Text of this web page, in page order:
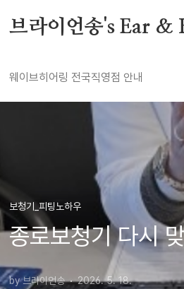
브라이언송's Ear &
웨이브히어링 전국직영점 안내
보청기_피팅노하우
종로보청기 다시
by 브라이언송 2026. 5. 18.